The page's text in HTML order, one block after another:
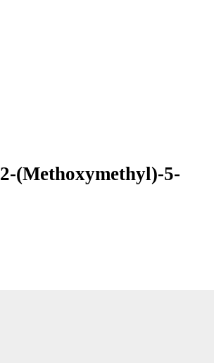
2-(Methoxymethyl)-5-